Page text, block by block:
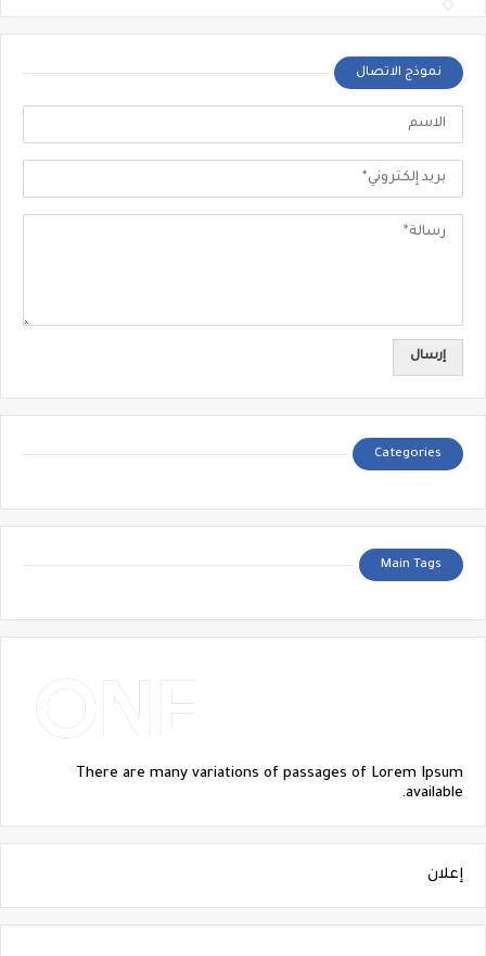
نموذج الاتصال
Categories
Main Tags
There are many variations of passages of Lorem Ipsum
available.
إعلان